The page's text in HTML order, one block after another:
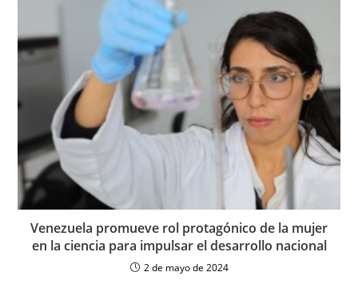
Venezuela promueve rol protagónico de la mujer
en la ciencia para impulsar el desarrollo nacional
2 de mayo de 2024